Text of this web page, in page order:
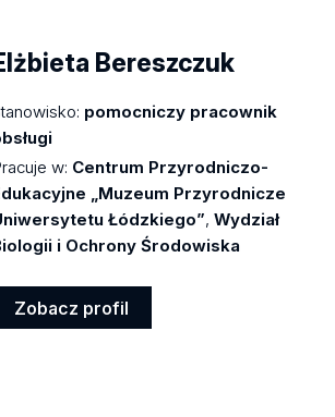
Bereszczuk
pomocniczy pracownik
w: Centrum Przyrodniczo-
„Muzeum Przyrodnicze
Łódzkiego”,Wydział
i Ochrony Środowiska
Zobacz profil